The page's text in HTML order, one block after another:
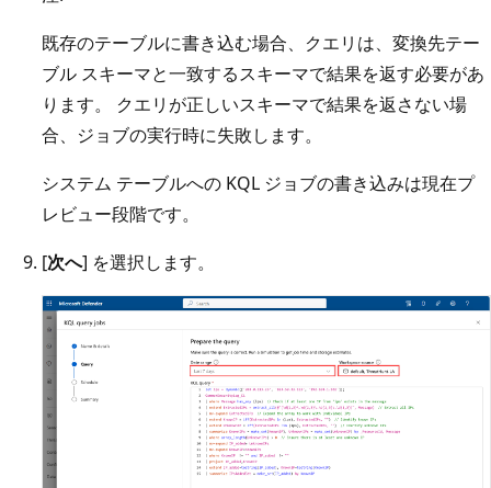
既存のテーブルに書き込む場合、クエリは、変換先テー
ブル スキーマと一致するスキーマで結果を返す必要があ
ります。 クエリが正しいスキーマで結果を返さない場
合、ジョブの実行時に失敗します。
システム テーブルへの KQL ジョブの書き込みは現在プ
レビュー段階です。
[次へ] を選択します。